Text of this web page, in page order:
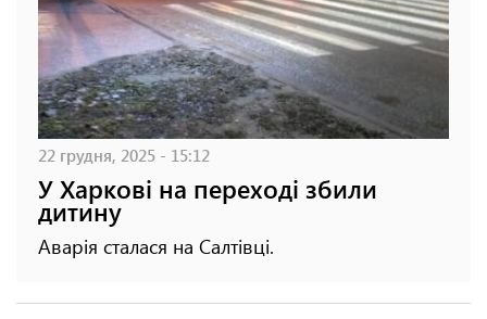
22 грудня, 2025 - 15:12
У Харкові на переході збили
дитину
Аварія сталася на Салтівці.